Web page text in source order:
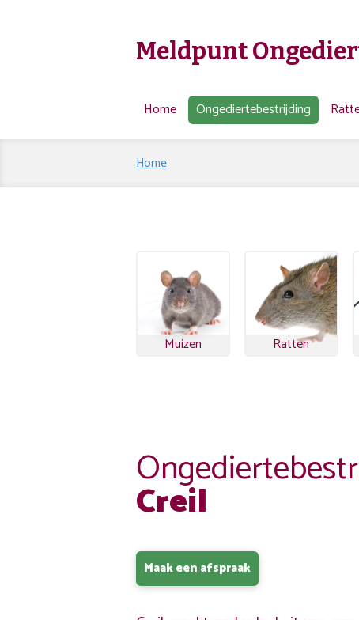
Meldpunt
Home Ongediertebestrijding
Home
Muizen Ratten
Creil
Maak een afspraak